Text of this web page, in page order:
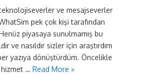
ve mesajseverler
pek çok kişi tarafından
piyasaya sunulmamış bu
ve nasıldır sizler için araştırdım
yazıya dönüştürdüm. Öncelikle
… Read More »